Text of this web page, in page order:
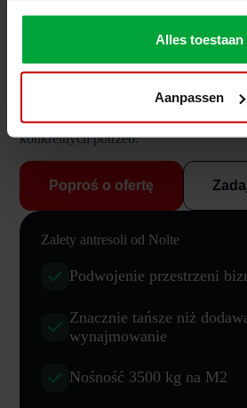
Alles toestaan
Aanpassen
niestandardowego rozwiązania, które
w przypadku tego projektu, możemy
rozwiązanie dla Twojej firmy?
uzyskać więcej informacji. Wspólnie
możemy stworzyć rozwiązanie
konkretnych potrzeb.
Poproś o ofertę
Zalety antresoli od Nolte
Podwojenie przestrzeni
Znacznie tańsze niż
wynajmowanie
Nośność 3500 kg na M2